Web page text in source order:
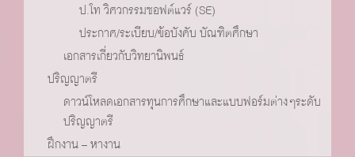
ป.โท วิศวกรรมซอฟต์แวร์ (SE)
ประกาศ/ระเบียบ/ข้อบังคับ บัณฑิตศึกษา
เอกสารเกี่ยวกับวิทยานิพนธ์
ปริญญาตรี
ดาวน์โหลดเอกสารทุนการศึกษาและแบบฟอร์มต่างๆระดับ
ปริญญาตรี
ฝึกงาน – หางาน